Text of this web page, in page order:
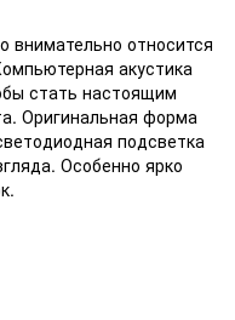
внимательно относится
акустика
стать настоящим
Оригинальная форма
подсветка
Особенно ярко